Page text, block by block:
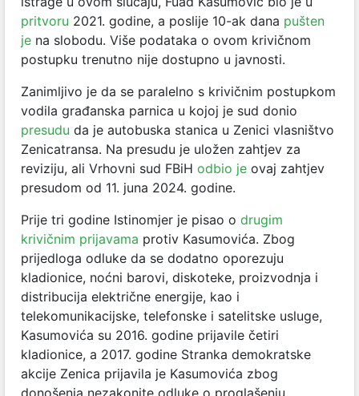
pritvoru 2021. godine, a poslije 10-ak dana pušten
je na slobodu. Više podataka o ovom krivičnom
postupku trenutno nije dostupno u javnosti.
Zanimljivo je da se paralelno s krivičnim postupkom
vodila građanska parnica u kojoj je sud donio
presudu da je autobuska stanica u Zenici vlasništvo
Zenicatransa. Na presudu je uložen zahtjev za
reviziju, ali Vrhovni sud FBiH odbio je ovaj zahtjev
presudom od 11. juna 2024. godine.
Prije tri godine Istinomjer je pisao o drugim
krivičnim prijavama protiv Kasumovića. Zbog
prijedloga odluke da se dodatno oporezuju
kladionice, noćni barovi, diskoteke, proizvodnja i
distribucija električne energije, kao i
telekomunikacijske, telefonske i satelitske usluge,
Kasumovića su 2016. godine prijavile četiri
kladionice, a 2017. godine Stranka demokratske
akcije Zenica prijavila je Kasumovića zbog
donošenja nezakonite odluke o proglašenju